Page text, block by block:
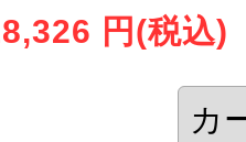
円 (税込)